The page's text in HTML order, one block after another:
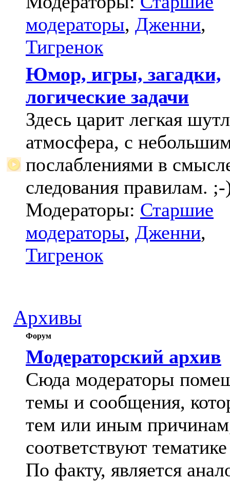
модераторы, Дженни,
Тигренок
Юмор, игры, загадки,
логические задачи
Здесь царит легкая
атмосфера, с
послаблениями в
следования правилам.
Модераторы: Старшие
модераторы, Дженни,
Тигренок
Архивы
Форум
Модераторский архив
Сюда модераторы
темы и сообщения,
тем или иным
соответствуют
По факту, является